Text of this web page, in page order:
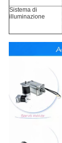
Sistema di
illuminazione